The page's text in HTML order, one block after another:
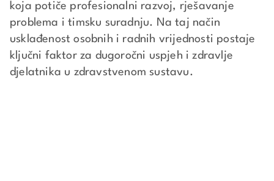
koja potiče profesionalni razvoj, rješavanje
problema i timsku suradnju. Na taj način
usklađenost osobnih i radnih vrijednosti postaje
ključni faktor za dugoročni uspjeh i zdravlje
djelatnika u zdravstvenom sustavu.